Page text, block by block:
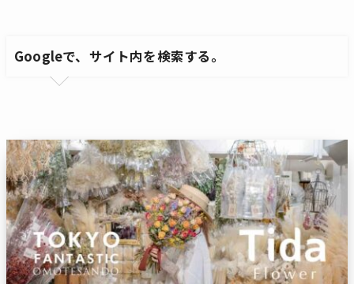
Googleで、サイト内を検索する。